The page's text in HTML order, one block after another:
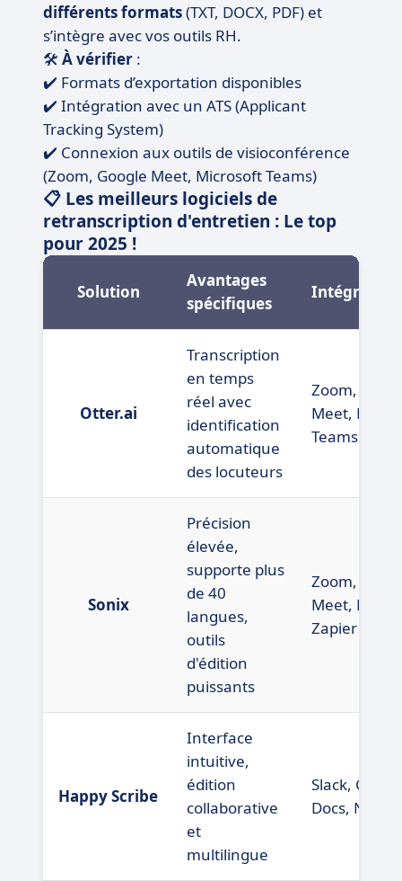
différents formats(TXT, DOCX, PDF) et
s’intègre avec vos outils RH.
🛠️ À vérifier :
✔️ Formats d’exportation disponibles
✔️ Intégration avec un ATS (Applicant
Tracking System)
✔️ Connexion aux outils de visioconférence
(Zoom, Google Meet, Microsoft Teams)
📋 Les meilleurs logiciels de
retranscription d'entretien : Le top
pour 2025 !
Solution
Avantages
spécifiques
Otter.ai
Transcription
en temps
réel avec
identification
automatique
des locuteurs
Zoom,
Meet,
Teams
Sonix
Précision
élevée,
supporte plus
de 40
langues,
outils
d'édition
puissants
Zoom,
Meet,
Zapier
Happy Scribe
Interface
intuitive,
édition
collaborative
et
multilingue
Slack,
Docs, Notion